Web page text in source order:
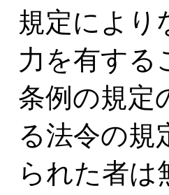
規定により
力を有する
条例の規定
る法令の規
られた者は